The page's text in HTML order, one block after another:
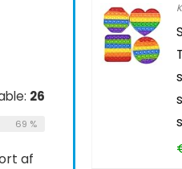
26
69 %
af